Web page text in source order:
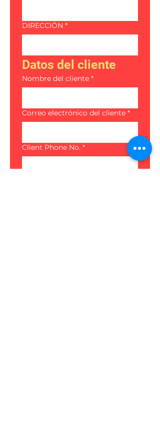
DIRECCIÓN *
Datos del cliente
Nombre del cliente *
Correo electrónico del cliente *
Client Phone No. *